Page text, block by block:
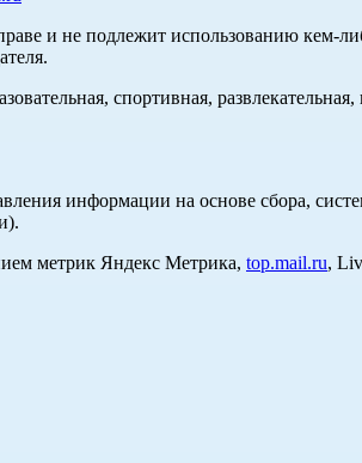
и не подлежит использованию кем-
спортивная, развлекательная,
информации на основе сбора,
метрик Яндекс Метрика, top.mail.ru,